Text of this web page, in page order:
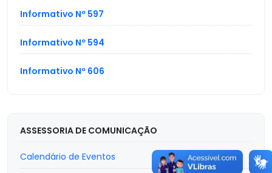
Informativo Nº 597
Informativo Nº 594
Informativo Nº 606
ASSESSORIA DE COMUNICAÇÃO
Calendário de Eventos